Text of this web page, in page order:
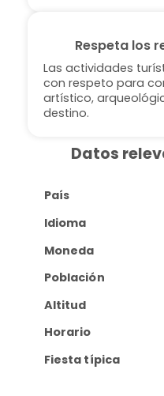
Respeta los
Las actividades
con respeto para
artístico,
destino.
Datos
País
Idioma
Moneda
Población
Altitud
Horario
Fiesta típica